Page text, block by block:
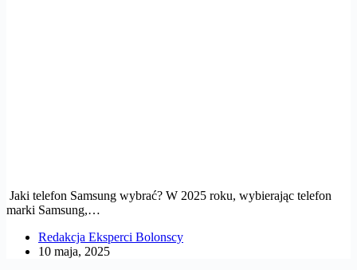
Jaki telefon Samsung wybrać? W 2025 roku, wybierając telefon
marki Samsung,…
Redakcja Eksperci Bolonscy
10 maja, 2025